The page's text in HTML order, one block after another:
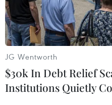
vững.
JG Wentworth
$30k In Debt Relief
Institutions Quietly